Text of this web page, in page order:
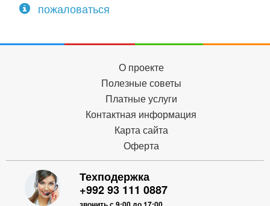
пожаловаться
О проекте
Полезные советы
Платные услуги
Контактная информация
Карта сайта
Оферта
Техподержка
+992 93 111 0887